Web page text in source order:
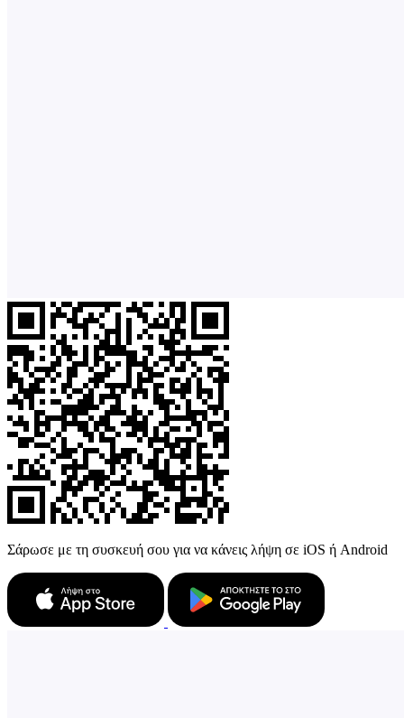
Σάρωσε με τη συσκευή σου για να κάνεις λήψη σε iOS ή Android